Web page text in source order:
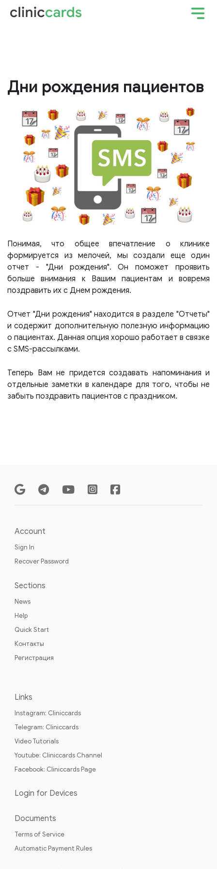
Дни рождения пациентов
Понимая, что общее впечатление о клинике
формируется из мелочей, мы создали еще один
отчет - "Дни рождения". Он поможет проявить
больше внимания к Вашим пациентам и вовремя
поздравить их с Днем рождения.
Отчет "Дни рождения" находится в разделе "Отчеты"
и содержит дополнительную полезную информацию
о пациентах. Данная опция хорошо работает в связке
с SMS-рассылками.
Теперь Вам не придется создавать напоминания и
отдельные заметки в календаре для того, чтобы не
забыть поздравить пациентов с праздником.
Account
Sign In
Recover Password
Sections
News
Help
Quick Start
Контакты
Регистрация
Links
Instagram: Cliniccards
Telegram: Cliniccards
Video Tutorials
Youtube: Cliniccards Channel
Facebook: Cliniccards Page
Login for Devices
Documents
Terms of Service
Automatic Payment Rules